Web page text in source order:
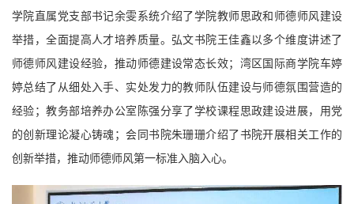
学院直属党支部书记余雯系统介绍了学院教师思政和师德师风建设
举措，全面提高人才培养质量。弘文书院王佳鑫以多个维度讲述了
师德师风建设经验，推动师德建设常态长效；湾区国际商学院车婷
婷总结了从细处入手、实处发力的教师队伍建设与师德氛围营造的
经验；教务部培养办公室陈强分享了学校课程思政建设进展，用党
的创新理论凝心铸魂；会同书院朱珊珊介绍了书院开展相关工作的
创新举措，推动师德师风第一标准入脑入心。